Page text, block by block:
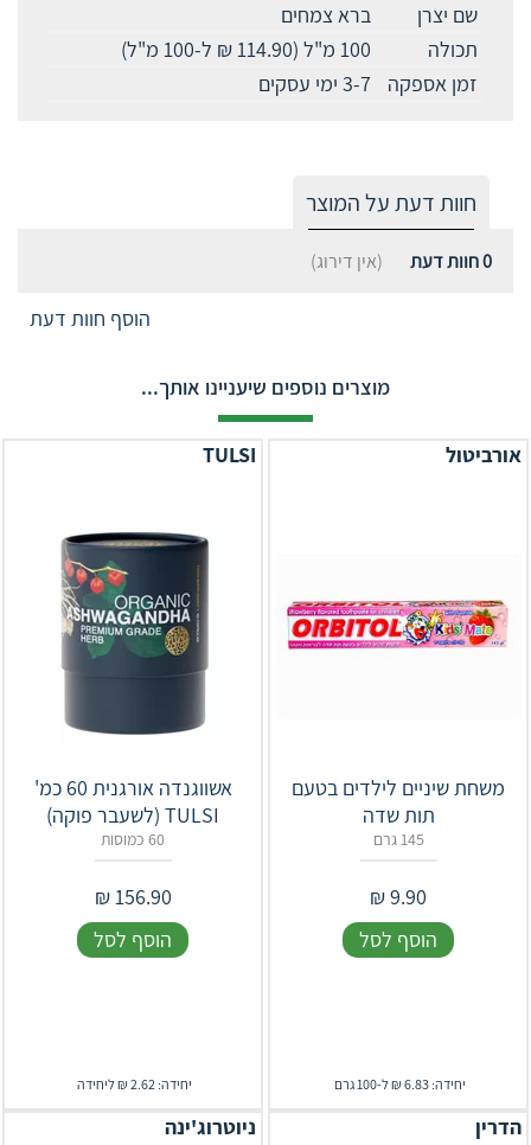
שם יצרן
ברא צמחים
תכולה
100 מ"ל (114.90 ₪ ל-100 מ"ל)
זמן אספקה
3-7 ימי עסקים
חוות דעת על המוצר
0חוות דעת (אין דירוג)
הוסף חוות דעת
מוצרים נוספים שיעניינו אותך...
אורביטול
משחת שיניים לילדים בטעם
תות שדה
145 גרם
9.90
₪
הוסף לסל
יחידה: 6.83 ₪ ל-100 גרם
TULSI
אשווגנדה אורגנית 60 כמ'
TULSI (לשעבר פוקה)
60 כמוסות
156.90
₪
הוסף לסל
יחידה: 2.62 ₪ ליחידה
הדרין ניוטרוג'ינה